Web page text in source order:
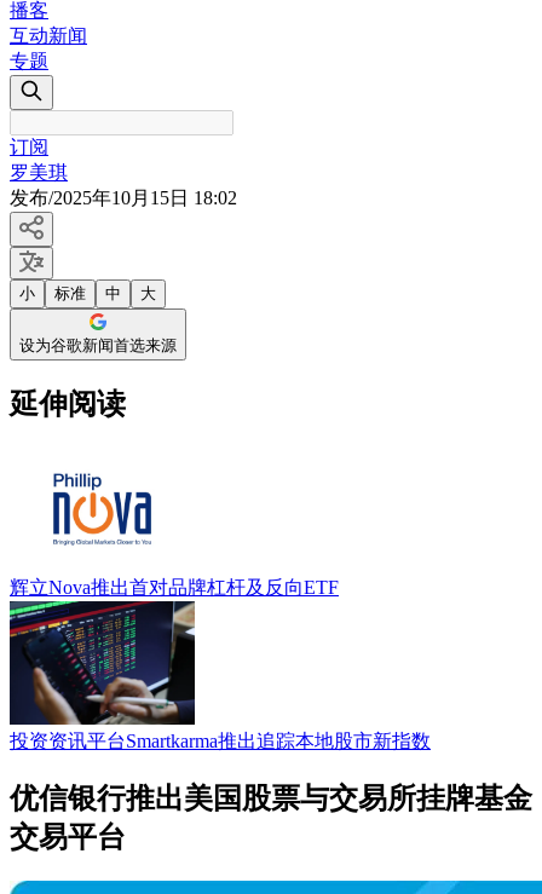
播客
互动新闻
专题
订阅
罗美琪
发布/2025年10月15日 18:02
小 标准 中 大
设为谷歌新闻首选来源
延伸阅读
辉立Nova推出首对品牌杠杆及反向ETF
投资资讯平台Smartkarma推出追踪本地股市新指数
优信银行推出美国股票与交易所挂牌基金
交易平台